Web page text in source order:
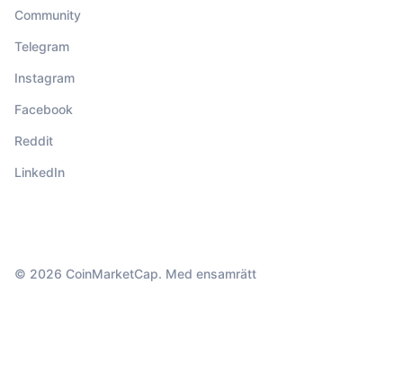
Community
Telegram
Instagram
Facebook
Reddit
LinkedIn
© 2026 CoinMarketCap. Med ensamrätt